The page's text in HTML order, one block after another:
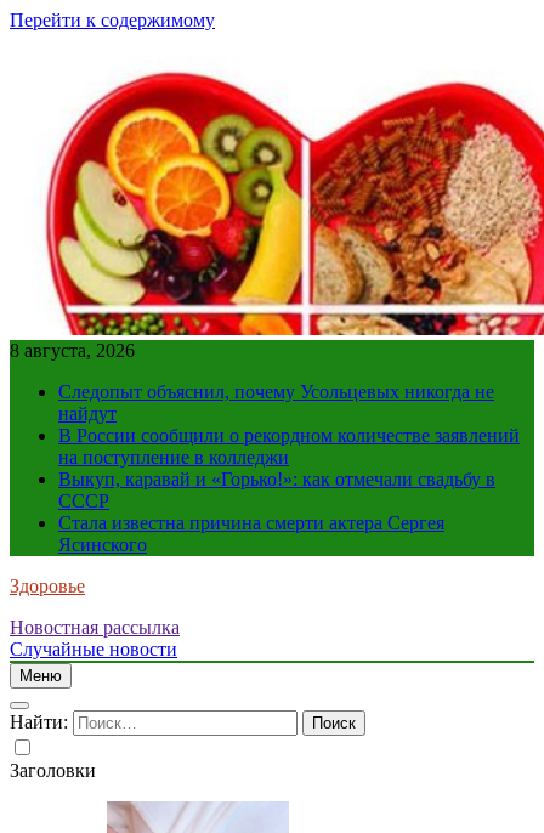
Перейти к содержимому
8 августа, 2026
Следопыт объяснил, почему Усольцевых никогда не
найдут
В России сообщили о рекордном количестве заявлений
на поступление в колледжи
Выкуп, каравай и «Горько!»: как отмечали свадьбу в
СССР
Стала известна причина смерти актера Сергея
Ясинского
Здоровье
Новостная рассылка
Случайные новости
Меню
Найти:
Заголовки